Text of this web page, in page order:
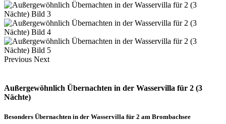
Previous Next
Außergewöhnlich Übernachten in der Wasservilla für 2 (3
Nächte)
Besonders Übernachten in der Wasservilla für 2 am Brombachsee